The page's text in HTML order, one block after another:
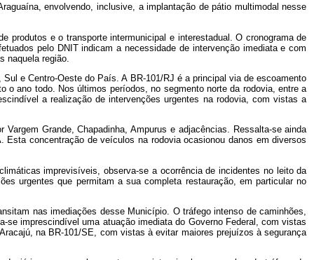
envolvendo, inclusive, a implantação de pátio multimodal nesse
produtos e o transporte intermunicipal e interestadual. O cronograma de
pelo DNIT indicam a necessidade de intervenção imediata e com
naquela região.
e Centro-Oeste do País. A BR-101/RJ é a principal via de escoamento
o ano todo. Nos últimos períodos, no segmento norte da rodovia, entre a
a realização de intervenções urgentes na rodovia, com vistas a
Grande, Chapadinha, Ampurus e adjacências. Ressalta-se ainda
concentração de veículos na rodovia ocasionou danos em diversos
imprevisíveis, observa-se a ocorrência de incidentes no leito da
urgentes que permitam a sua completa restauração, em particular no
nas imediações desse Município. O tráfego intenso de caminhões,
imprescindível uma atuação imediata do Governo Federal, com vistas
na BR-101/SE, com vistas à evitar maiores prejuízos à segurança